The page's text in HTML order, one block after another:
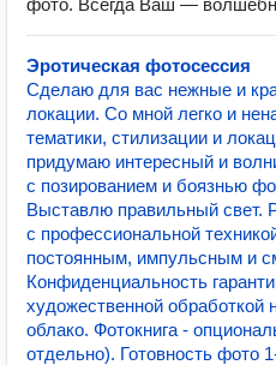
фото. Всегда Ваш —
Эротическая фотосессия
Сделаю для вас нежные и
локации. Со мной легко и
тематики, стилизации и
придумаю интересный и
с позированием и боязнью
Выставлю правильный свет.
с профессиональной
постоянным, импульсным и
Конфиденциальность
художественной обработкой
облако. Фотокнига -
отдельно). Готовность фото